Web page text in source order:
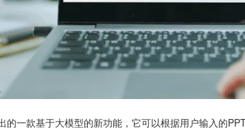
的一款基于大模型的新功能，它可以根据用户输入的